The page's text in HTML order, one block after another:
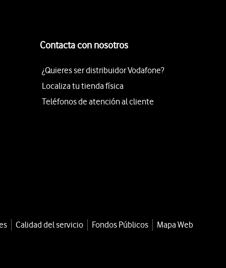
Contacta con nosotros
¿Quieres ser distribuidor Vodafone?
Localiza tu tienda física
Teléfonos de atención al cliente
Calidad del servicio Fondos Públicos
Mapa Web